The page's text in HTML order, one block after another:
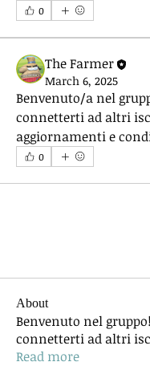
0
The Farmer
March 6, 2025
Benvenuto/a nel
connetterti ad altri
aggiornamenti e
0
About
Benvenuto nel
connetterti ad altri
Read more